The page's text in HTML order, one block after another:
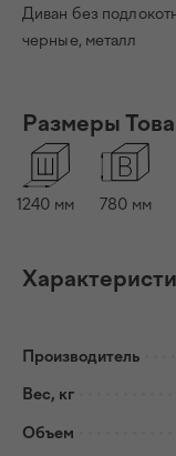
Диван без
черные, металл
Размеры
1240 мм 780 мм
Производитель
Вес, кг
Объем